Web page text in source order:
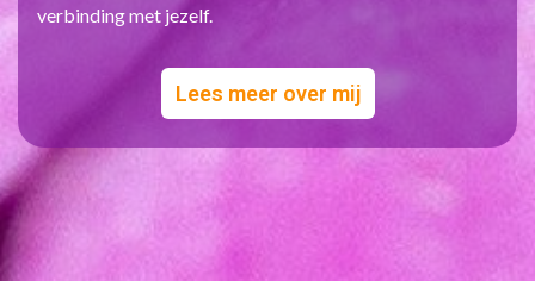
verbinding met jezelf.
Lees meer over mij